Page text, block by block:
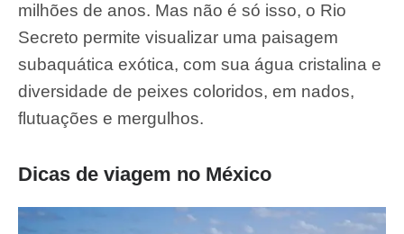
milhões de anos. Mas não é só isso, o Rio
Secreto permite visualizar uma paisagem
subaquática exótica, com sua água cristalina e
diversidade de peixes coloridos, em nados,
flutuações e mergulhos.
Dicas de viagem no México